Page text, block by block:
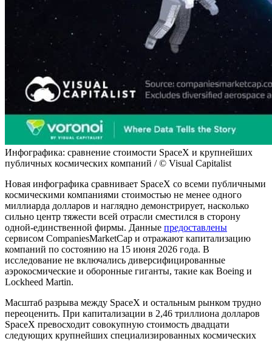
Инфографика: сравнение стоимости SpaceX и крупнейших
публичных космических компаний / © Visual Capitalist
Новая инфографика сравнивает SpaceX со всеми публичными
космическими компаниями стоимостью не менее одного
миллиарда долларов и наглядно демонстрирует, насколько
сильно центр тяжести всей отрасли сместился в сторону
одной-единственной фирмы. Данные предоставлены
сервисом CompaniesMarketCap и отражают капитализацию
компаний по состоянию на 15 июня 2026 года. В
исследование не включались диверсифицированные
аэрокосмические и оборонные гиганты, такие как Boeing и
Lockheed Martin.
Масштаб разрыва между SpaceX и остальным рынком трудно
переоценить. При капитализации в 2,46 триллиона долларов
SpaceX превосходит совокупную стоимость двадцати
следующих крупнейших специализированных космических